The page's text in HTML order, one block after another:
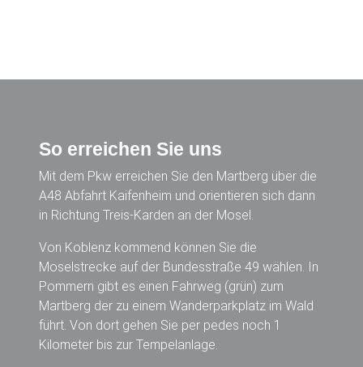
So erreichen Sie uns
Mit dem Pkw erreichen Sie den Martberg über die
A48 Abfahrt Kaifenheim und orientieren sich dann
in Richtung Treis-Karden an der Mosel.
Von Koblenz kommend können Sie die
Moselstrecke auf der Bundesstraße 49 wählen. In
Pommern gibt es einen Fahrweg (grün) zum
Martberg der zu einem Wanderparkplatz im Wald
führt. Von dort gehen Sie per pedes noch 1
Kilometer bis zur Tempelanlage.